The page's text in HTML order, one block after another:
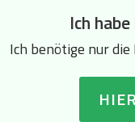
Ich
Ich benötige nur